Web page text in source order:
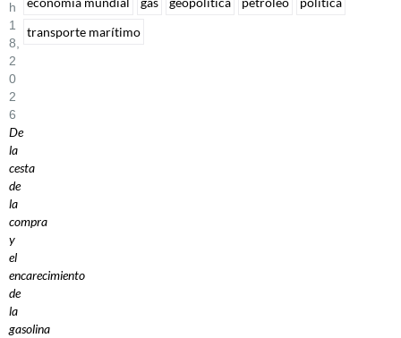
H
1
8,
2
0
2
6
De
la
cesta
de
la
compra
y
el
encarecimiento
de
la
gasolina
transporte marítimo